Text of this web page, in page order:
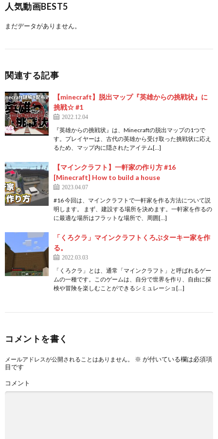
人気動画BEST5
まだデータがありません。
関連する記事
【minecraft】脱出マップ『英雄からの挑戦状』に
挑戦☆ #1
2022.12.04
『英雄からの挑戦状』は、Minecraftの脱出マップの1つで
す。プレイヤーは、古代の英雄から受け取った挑戦状に応え
るため、マップ内に隠されたアイテム[…]
【マインクラフト】一軒家の作り方 #16
[Minecraft] How to build a house
2023.04.07
#16 今回は、マインクラフトで一軒家を作る方法について説
明します。 まず、建設する場所を決めます。一軒家を作るの
に最適な場所はフラットな場所で、周囲[…]
「くろクラ」マインクラフトくろぶターキー家を作
る。
2022.03.03
「くろクラ」とは、通常「マインクラフト」と呼ばれるゲー
ムの一種です。このゲームは、自分で世界を作り、自由に探
検や冒険を楽しむことができるシミュレーショ[…]
コメントを書く
メールアドレスが公開されることはありません。 ※ が付いている欄は必須項
目です
コメント